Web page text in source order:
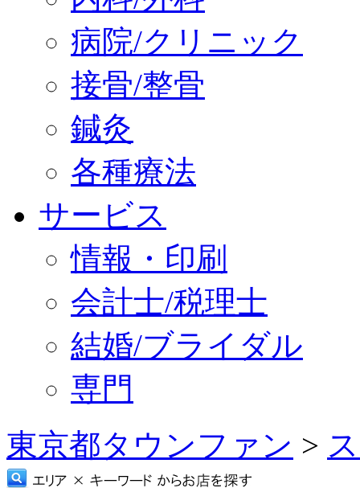
病院/クリニック
接骨/整骨
鍼灸
各種療法
サービス
情報・印刷
会計士/税理士
結婚/ブライダル
専門
東京都タウンファン >